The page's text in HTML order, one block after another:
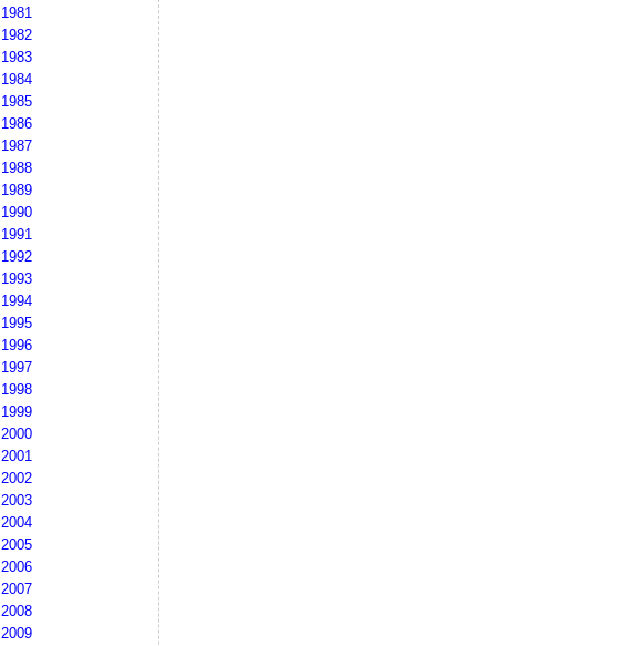
1981
1982
1983
1984
1985
1986
1987
1988
1989
1990
1991
1992
1993
1994
1995
1996
1997
1998
1999
2000
2001
2002
2003
2004
2005
2006
2007
2008
2009